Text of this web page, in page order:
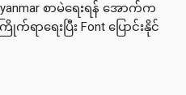
စာမဲရေးရန် အောက်က
ာရေးပြီး Font ပြောင်းနိုင်